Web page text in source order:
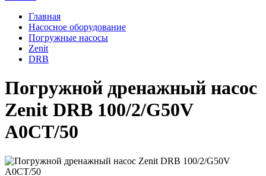
Главная
Насосное оборудование
Погружные насосы
Zenit
DRB
Погружной дренажный насос
Zenit DRB 100/2/G50V
A0CT/50